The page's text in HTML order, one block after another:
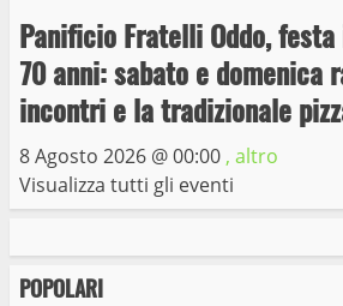
Panificio Fratelli Oddo,
70 anni: sabato e domenica
incontri e la tradizionale
8 Agosto 2026 @00:00 , altro
Visualizza tutti gli eventi
POPOLARI
Giochi Sportivi
Viterbo
10 Maggio 2023
I Carabinieri
stupefacenti